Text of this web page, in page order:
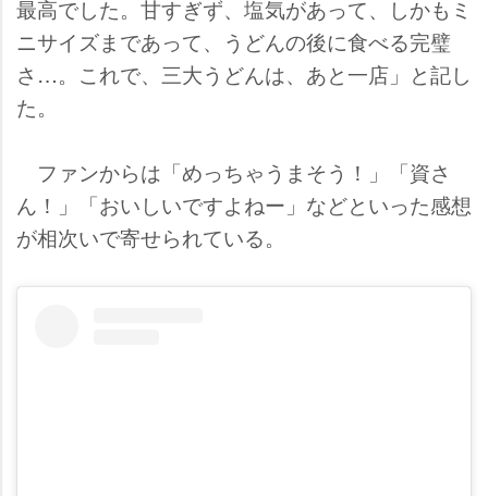
最高でした。甘すぎず、塩気があって、しかもミ
ニサイズまであって、うどんの後に食べる完璧
さ…。これで、三大うどんは、あと一店」と記し
た。
ファンからは「めっちゃうまそう！」「資さ
ん！」「おいしいですよねー」などといった感想
が相次いで寄せられている。